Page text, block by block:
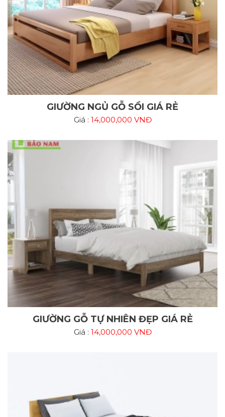
GIƯỜNG NGỦ GỖ SỒI GIÁ RẺ
Giá : 14,000,000 VNĐ
GIƯỜNG GỖ TỰ NHIÊN ĐẸP GIÁ RẺ
Giá : 14,000,000 VNĐ